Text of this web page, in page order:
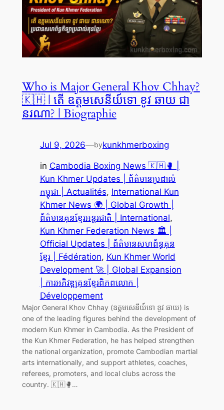
Who is Major General Khov Chhay?
🇰🇭 | តើ ឧត្តមសេនីយ៍ទោ ខូវ ឆាយ ជា
នរណា? | Biographie
Jul 9, 2026—bykunkhmerboxing
in Cambodia Boxing News 🇰🇭🥊 |
Kun Khmer Updates | ព័ត៌មានប្រដាល់
កម្ពុជា | Actualités, International Kun
Khmer News 🌍 | Global Growth |
ព័ត៌មានគុនខ្មែរអន្តរជាតិ | International
Kun Khmer Federation News 🏛️ |
Official Updates | ព័ត៌មានសហព័ន្ធគុន
ខ្មែរ | Fédération, Kun Khmer World
Development 🚀 | Global Expansion
| ការអភិវឌ្ឍគុនខ្មែរពិភពលោក |
Développement
Major General Khov Chhay (ឧត្តមសេនីយ៍ទោ ខូវ ឆាយ) is
one of the leading figures behind the development of
modern Kun Khmer in Cambodia. As the President of
the Kun Khmer Federation, he has helped strengthen
the national organization, promote Cambodian martial
arts internationally, and support athletes, coaches,
referees, promoters, and local clubs across the
country. 🇰🇭🥊…